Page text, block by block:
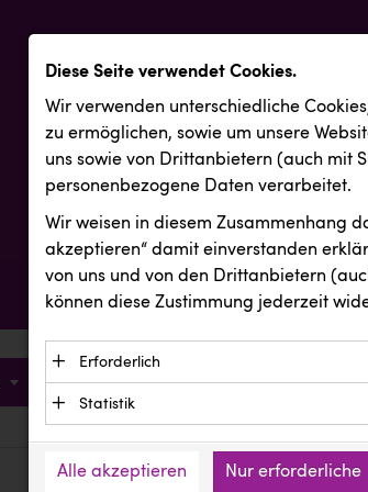
Diese Seite verwendet Cookies.
Wir verwenden unterschiedliche
zu ermöglichen, sowie um unsere
uns sowie von Drittanbietern (auch mit
personenbezogene Daten verarbeitet.
Wir weisen in diesem Zusammenhang
akzeptieren“ damit ein­ver­standen
von uns und von den Drittanbietern
können diese Zustimmung jederzeit
Erforderlich
Essenzielle Cookies ermöglichen
Funktion der Website erforderlich.
Daten und werden an keine Dritten
Anbieter: Eigentümer der Website (Erstanbieter)
Statistik
verstehen, wie unsere Besucher
Alle akzeptieren Nur erforderliche